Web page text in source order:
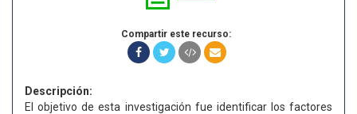
Compartir este recurso:
Descripción:
El objetivo de esta investigación fue identificar los factores